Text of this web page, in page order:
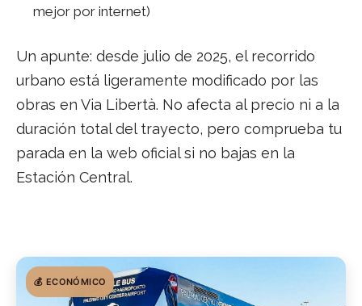
mejor por internet)
Un apunte: desde julio de 2025, el recorrido
urbano está ligeramente modificado por las
obras en Via Libertà. No afecta al precio ni a la
duración total del trayecto, pero comprueba tu
parada en la web oficial si no bajas en la
Estación Central.
💰 ECONÓMICO